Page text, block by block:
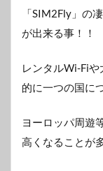
「SIM2Fly」の
が出来る事！！
レンタルWi-Fi
的に一つの国に
ヨーロッパ周遊
高くなることが